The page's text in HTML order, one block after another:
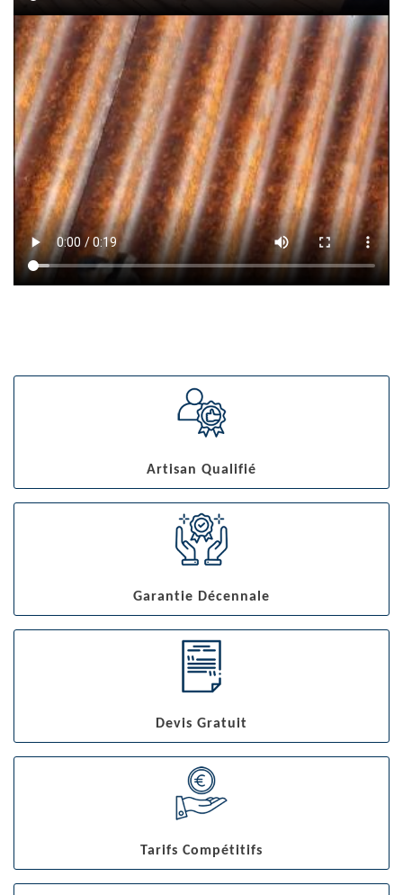
Artisan Qualifié
Garantie Décennale
Devis Gratuit
Tarifs Compétitifs